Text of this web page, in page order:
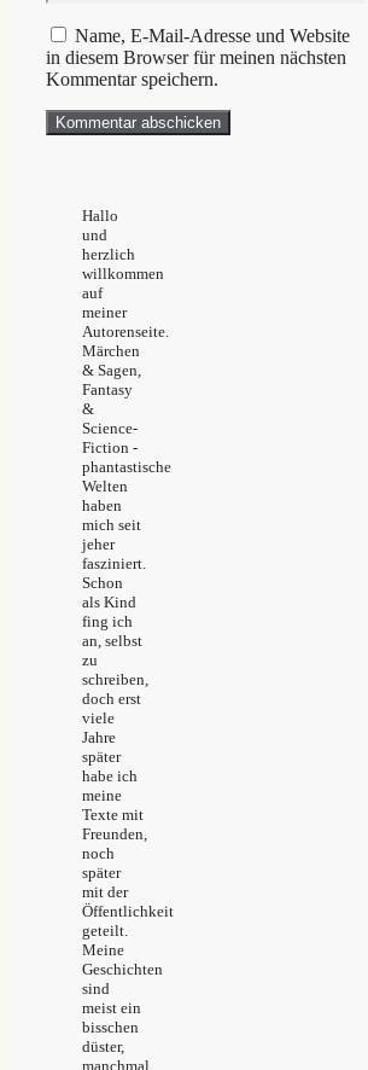
Adresse
Name, E-Mail-Adresse und Website
in diesem Browser für meinen nächsten
Kommentar speichern.
Hallo
und
herzlich
willkommen
auf
meiner
Autorenseite.
Märchen
& Sagen,
Fantasy
&
Science-
Fiction -
phantastische
Welten
haben
mich seit
jeher
fasziniert.
Schon
als Kind
fing ich
an, selbst
zu
schreiben,
doch erst
viele
Jahre
später
habe ich
meine
Texte mit
Freunden,
noch
später
mit der
Öffentlichkeit
geteilt.
Meine
Geschichten
sind
meist ein
bisschen
düster,
manchmal